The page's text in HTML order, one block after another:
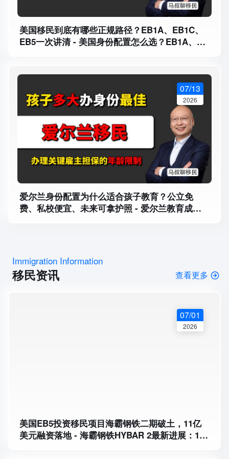
美国移民到底有哪些正规路径？EB1A、EB1C、
EB5一次讲清 - 美国身份配置怎么选？EB1A、
爱尔兰身份配置为什么适合孩子教育？公立免
费、私校便宜、未来可拿护照 - 爱尔兰教育成本
07/13
2026
Immigration Information
移民资讯 查看更多
美国EB5投资移民项目海霸钢铁二期破土，11亿
美元融资落地 - 海霸钢铁HYBAR 2最新进展：11
07/01
2026